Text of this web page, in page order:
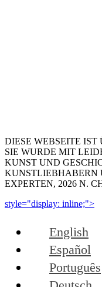
DIESE WEBSEITE IST
SIE WURDE MIT
KUNST UND
KUNSTLIEBHABERN
EXPERTEN, 2026 N.
style="display: inline;">
English
Español
Português